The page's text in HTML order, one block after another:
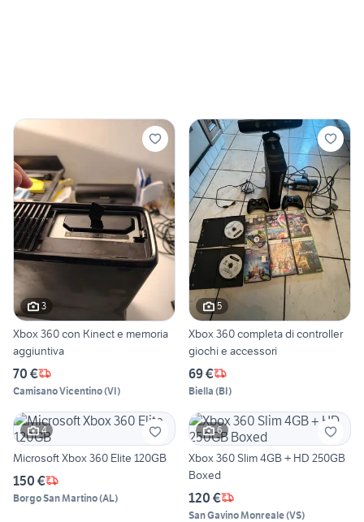
3
Xbox 360 con Kinect e memoria
aggiuntiva
70 €
Camisano Vicentino(VI)
5
Xbox 360 completa di controller
giochi e accessori
69 €
Biella (BI)
4
Microsoft Xbox 360 Elite 120GB
150 €
Borgo San Martino(AL)
6
Xbox 360 Slim 4GB + HD 250GB
Boxed
120 €
San Gavino Monreale(VS)